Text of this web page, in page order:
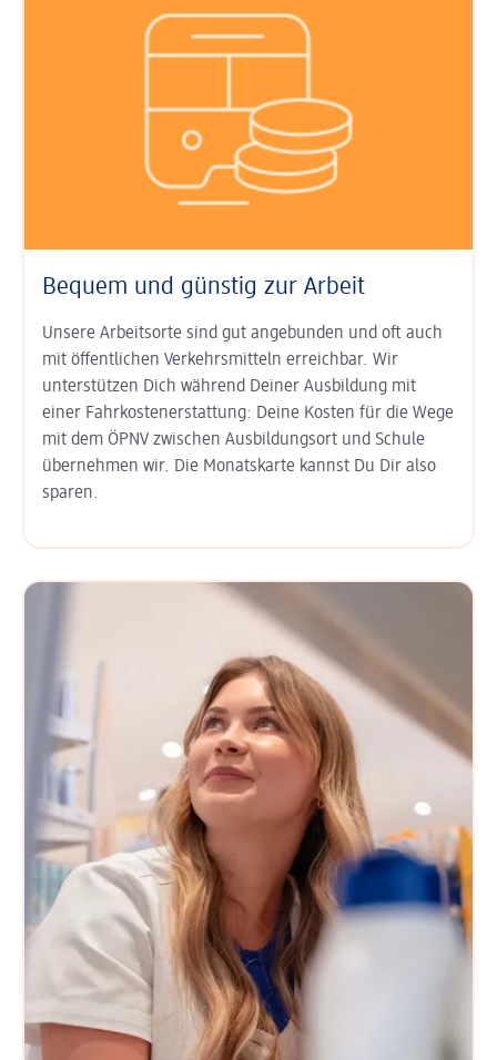
Bequem und günstig zur Arbeit
Unsere Arbeitsorte sind gut an­ge­bunden und oft auch
mit öffent­lichen Verkehrs­mitteln erreichbar. Wir
unterstützen Dich während Deiner Aus­bildung mit
einer Fahr­kosten­erstat­tung: Deine Kosten für die Wege
mit dem ÖPNV zwischen Ausbildungs­ort und Schule
übernehmen wir. Die Monats­karte kannst Du Dir also
sparen.